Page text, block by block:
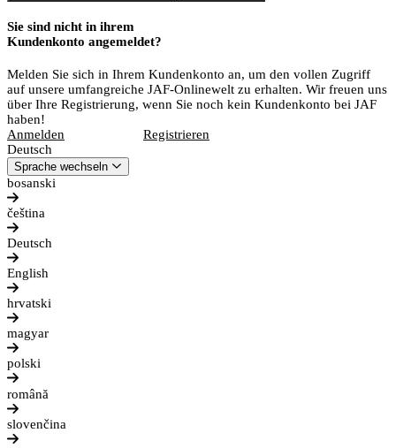
Sie sind nicht in ihrem
Kundenkonto angemeldet?
Melden Sie sich in Ihrem Kundenkonto an, um den vollen Zugriff
auf unsere umfangreiche JAF-Onlinewelt zu erhalten. Wir freuen uns
über Ihre Registrierung, wenn Sie noch kein Kundenkonto bei JAF
haben!
Anmelden
Registrieren
Deutsch
Sprache wechseln
bosanski
čeština
Deutsch
English
hrvatski
magyar
polski
română
slovenčina